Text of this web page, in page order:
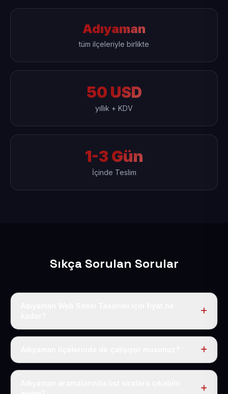
Adıyaman
tüm ilçeleriyle birlikte
50 USD
yıllık + KDV
1-3 Gün
İçinde Teslim
Sıkça Sorulan Sorular
Adıyaman dahil Türkiye’nin her yerinde geçerli yıllık tek
Elbette; Adıyaman iline bağlı bütün ilçelere uzaktan ve